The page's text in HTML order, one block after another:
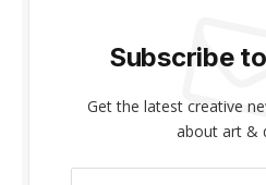
Subscribe
Get the latest creative
about art &